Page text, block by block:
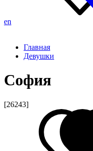
en
Главная
Девушки
София
[26243]